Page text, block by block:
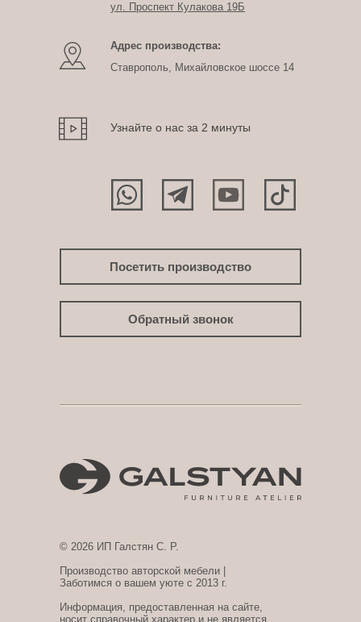
Узнайте о нас за 2 минуты
Посетить производство
Обратный звонок
© 2026 ИП Галстян С. Р.
Производство авторской мебели |
Заботимся о вашем уюте с 2013 г.
Информация, предоставленная на сайте,
носит справочный характер и не является
ул. Проспект Кулакова 19Б
Ставрополь, Михайловское шоссе 14
Адрес производства: